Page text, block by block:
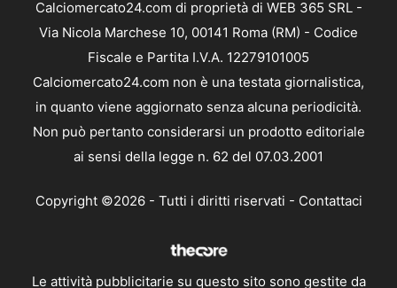
Calciomercato24.com di proprietà di WEB 365 SRL -
Via Nicola Marchese 10, 00141 Roma (RM) - Codice
Fiscale e Partita I.V.A. 12279101005
Calciomercato24.com non è una testata giornalistica,
in quanto viene aggiornato senza alcuna periodicità.
Non può pertanto considerarsi un prodotto editoriale
ai sensi della legge n. 62 del 07.03.2001
Copyright ©2026 - Tutti i diritti riservati - Contattaci
Le attività pubblicitarie su questo sito sono gestite da